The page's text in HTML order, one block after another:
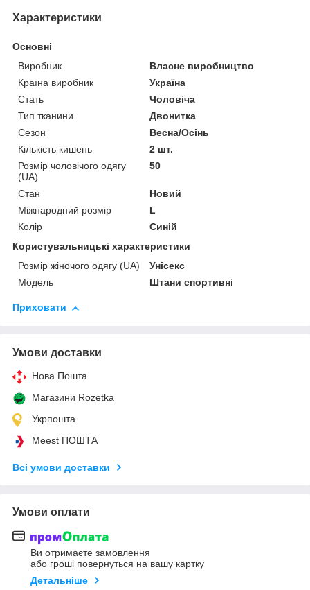
Характеристики
Основні
Виробник
Власне виробництво
Країна виробник
Україна
Стать
Чоловіча
Тип тканини
Двонитка
Сезон
Весна/Осінь
Кількість кишень
2 шт.
Розмір чоловічого одягу
(UA)
50
Стан
Новий
Міжнародний розмір
L
Колір
Синій
Користувальницькі характеристики
Розмір жіночого одягу (UA)
Унісекс
Модель
Штани спортивні
Приховати
Умови доставки
Нова Пошта
Магазини Rozetka
Укрпошта
Meest ПОШТА
Всі умови доставки
Умови оплати
Ви отримаєте замовлення
або гроші повернуться на вашу картку
Детальніше